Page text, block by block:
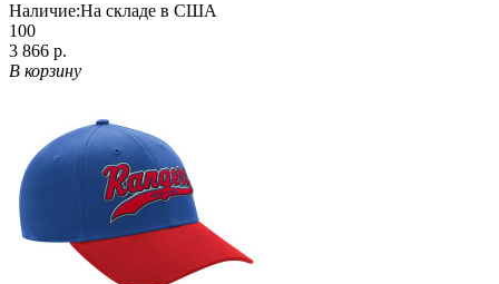
Наличие:На складе в США
100
3 866 р.
В корзину